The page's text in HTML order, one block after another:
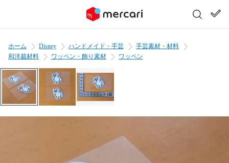
ホーム Disney ハンドメイド・手芸
手芸素材・材料
和洋裁材料
ワッペン・飾り素材 ワッペン